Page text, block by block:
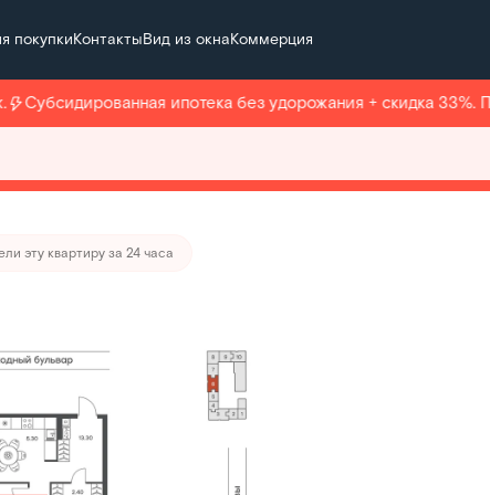
покупкиКонтактыВид из окнаКоммерция
Субсидированная ипотека без удорожания + скидка 33%.
719 руб./мес.
эту квартиру за 24 часа